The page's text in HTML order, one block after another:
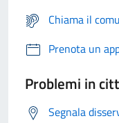
Chiama il
Prenota un
Problemi in
Segnala